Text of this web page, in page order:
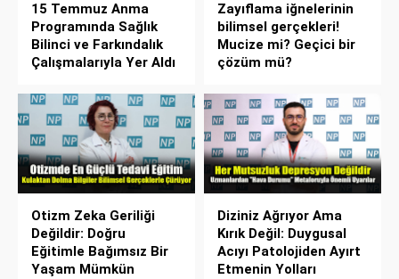
15 Temmuz Anma
Programında Sağlık
Bilinci ve Farkındalık
Çalışmalarıyla Yer Aldı
Zayıflama iğnelerinin
bilimsel gerçekleri!
Mucize mi? Geçici bir
çözüm mü?
Otizm Zeka Geriliği
Değildir: Doğru
Eğitimle Bağımsız Bir
Yaşam Mümkün
Diziniz Ağrıyor Ama
Kırık Değil: Duygusal
Acıyı Patolojiden Ayırt
Etmenin Yolları